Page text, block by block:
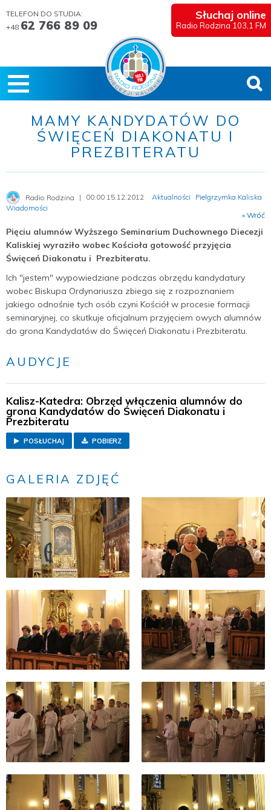
TELEFON DO STUDIA:
+48 62 766 89 09
Słuchaj online
Radio Rodzina 103,1 FM
MAMY KANDYDATÓW DO
ŚWIĘCEŃ DIAKONATU I
PREZBITERATU
Radio Rodzina 00:00 15.12.2012 Aktualności
Pielgrzymka Kaliska
Wiadomości
« Wróć
Pięciu alumnów Wyższego Seminarium Duchownego Diecezji
Kaliskiej wyraziło wobec Kościoła gotowość przyjęcia
Święceń Diakonatu i Prezbiteratu.
Ich "jestem" wypowiedziane podczas obrzędu kandydatury
wobec Biskupa Ordynariusza zbiega się z rozpoznaniem
jakiego odnośnie tych osób czyni Kościół w procesie formacji
seminaryjnej, co skutkuje oficjalnum przyjęciem owych alumnów
do grona Kandydatów do Święceń Diakonatu i Prezbiteratu.
AUDYCJE
Kalisz-Katedra: Obrzęd włączenia alumnów do
grona Kandydatów do Święceń Diakonatu i
Prezbiteratu
POSŁUCHAJ POBIERZ
GALERIA ZDJĘĆ